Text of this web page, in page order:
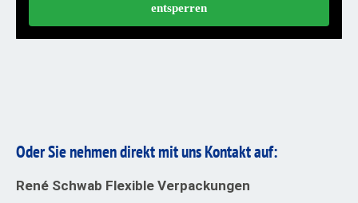
entsperren
Oder Sie nehmen direkt mit uns Kontakt auf:
René Schwab Flexible Verpackungen